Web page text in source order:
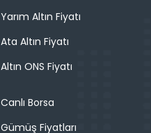
Yarım Altın Fiyatı
Ata Altın Fiyatı
Altın ONS Fiyatı
Canlı Borsa
Gümüş Fiyatları